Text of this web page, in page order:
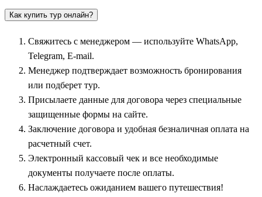
среди гигантских королевских курганов в парке Тумули,
путешественники прикасаются к истокам корейской
цивилизации.
Еще одной важной этнографической жемчужиной маршрута
является очаровательныйЧонджу(в каталогах туроператоров
Чончжу). Этот город знаменит своей огромной и
прекрасно сохранившейся деревней традиционных
деревянных домов ханок. Чонджу официально признан
гастрономической столицей Кореи и родиной знаменитого
блюда пибимпаб. Групповые туры обязательно включают обед
с дегустацией этого аутентичного кулинарного шедевра.
Историческую и культурную линию поездки прекрасно
дополняет визит в тихий городНамвон , овеянный
Как купить тур онлайн?
Свяжитесь с менеджером — используйте WhatsApp,
Telegram, E-mail.
Менеджер подтверждает возможность бронирования
или подберет тур.
Присылаете данные для договора через специальные
защищенные формы на сайте.
Заключение договора и удобная безналичная оплата на
расчетный счет.
Электронный кассовый чек и все необходимые
документы получаете после оплаты.
Наслаждаетесь ожиданием вашего путешествия!